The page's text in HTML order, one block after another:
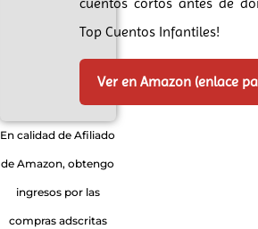
Top Cuentos Infantiles!
Ver en Amazon (enlace
En calidad de Afiliado
de Amazon, obtengo
ingresos por las
compras adscritas